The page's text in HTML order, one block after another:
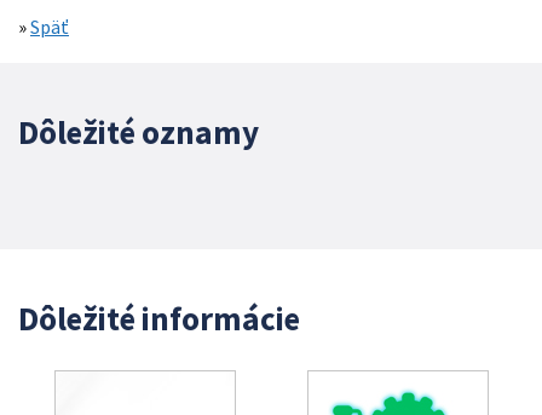
»Späť
Dôležité oznamy
Dôležité informácie